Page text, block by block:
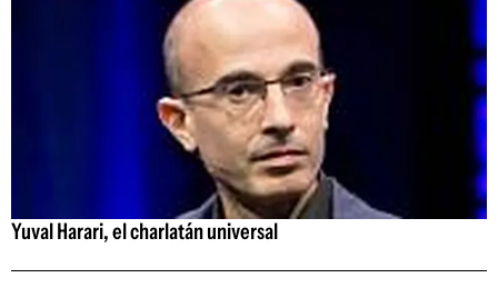
Yuval Harari, el charlatán universal